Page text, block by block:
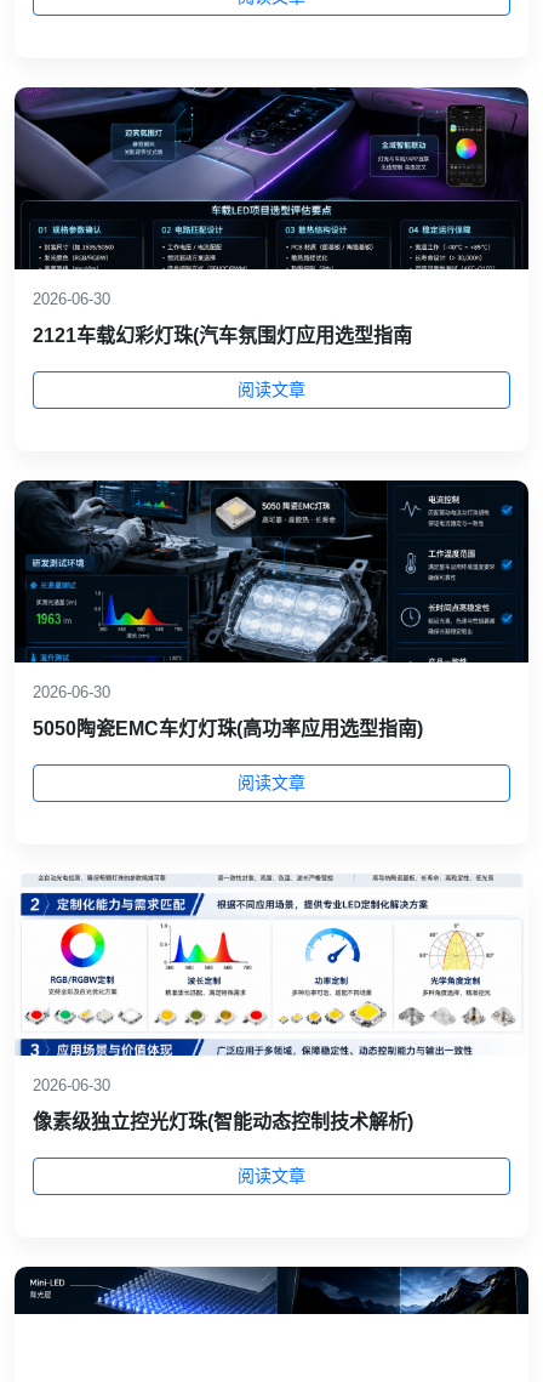
2026-06-30
2121车载幻彩灯珠(汽车氛围灯应用选型指南
阅读文章
2026-06-30
5050陶瓷EMC车灯灯珠(高功率应用选型指南)
阅读文章
2026-06-30
像素级独立控光灯珠(智能动态控制技术解析)
阅读文章